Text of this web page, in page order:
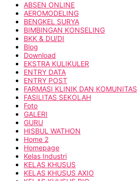
ABSEN ONLINE
AEROMODELING
BENGKEL SURYA
BIMBINGAN KONSELING
BKK & DU/DI
Blog
Download
EKSTRA KULIKULER
ENTRY DATA
ENTRY POST
FARMASI KLINIK DAN KOMUNITAS
FASILITAS SEKOLAH
Foto
GALERI
GURU
HISBUL WATHON
Home 2
Homepage
Kelas Industri
KELAS KHUSUS
KELAS KHUSUS AXIO